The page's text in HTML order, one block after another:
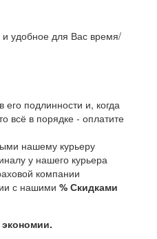
удобное для Вас время/
его подлинности и, когда
всё в порядке - оплатите
нашему курьеру
у нашего курьера
компании
с нашими % Скидками